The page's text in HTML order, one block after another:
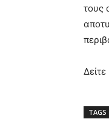
τους
TAGS